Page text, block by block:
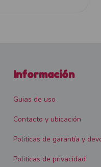
Información
Guias de uso
Contacto y ubicación
Politicas de garantía y
Politicas de privacidad